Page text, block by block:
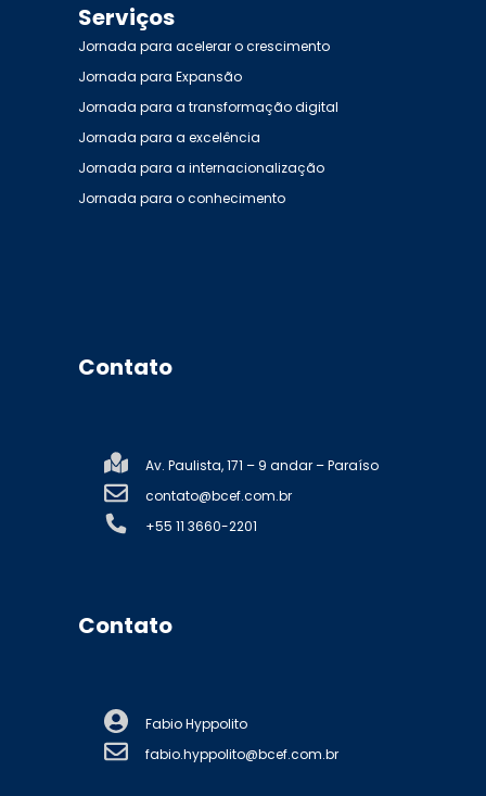
Serviços
Jornada para acelerar o crescimento
Jornada para Expansão
Jornada para a transformação digital
Jornada para a excelência
Jornada para a internacionalização
Jornada para o conhecimento
Contato
Av. Paulista, 171 – 9 andar – Paraíso
contato@bcef.com.br
+55 11 3660-2201
Contato
Fabio Hyppolito
fabio.hyppolito@bcef.com.br